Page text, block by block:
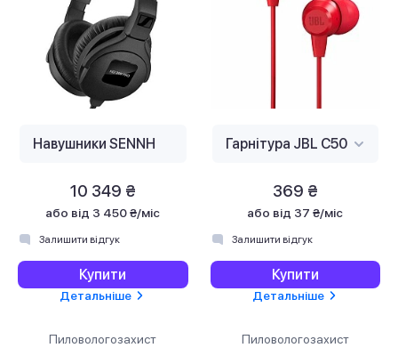
10 349 ₴
або від 3 450 ₴/міс
Залишити відгук
Купити
Детальніше
Пиловологозахист
369 ₴
або від 37 ₴/міс
Залишити відгук
Купити
Детальніше
Пиловологозахист